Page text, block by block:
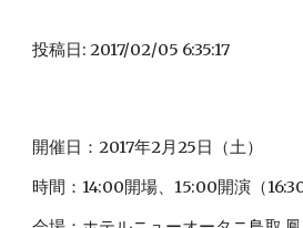
投稿日: 2017/02/05 6:35:17
開催日：2017年2月25日（土）
時間：14:00開場、15:00開演（